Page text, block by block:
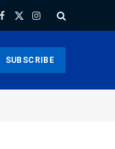
Facebook
X
Instagram
SUBSCRIBE